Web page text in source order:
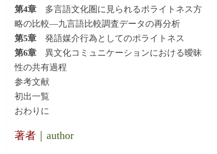
第4章 多言語文化圏に見られるポライトネス方
略の比較―九言語比較調査データの再分析
第5章発語媒介行為としてのポライトネス
第6章異文化コミュニケーションにおける曖昧
性の共有過程
参考文献
初出一覧
おわりに
著者 ｜author